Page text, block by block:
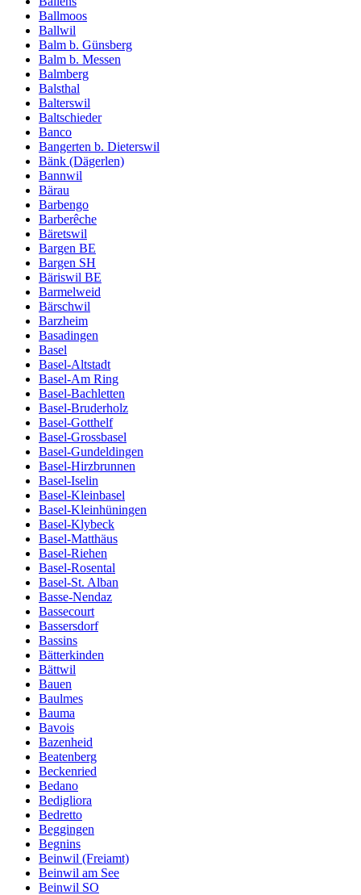
Ballmoos
Ballwil
Balm b. Günsberg
Balm b. Messen
Balmberg
Balsthal
Balterswil
Baltschieder
Banco
Bangerten b. Dieterswil
Bänk (Dägerlen)
Bannwil
Bärau
Barbengo
Barberêche
Bäretswil
Bargen BE
Bargen SH
Bäriswil BE
Barmelweid
Bärschwil
Barzheim
Basadingen
Basel
Basel-Altstadt
Basel-Am Ring
Basel-Bachletten
Basel-Bruderholz
Basel-Gotthelf
Basel-Grossbasel
Basel-Gundeldingen
Basel-Hirzbrunnen
Basel-Iselin
Basel-Kleinbasel
Basel-Kleinhüningen
Basel-Klybeck
Basel-Matthäus
Basel-Riehen
Basel-Rosental
Basel-St. Alban
Basse-Nendaz
Bassecourt
Bassersdorf
Bassins
Bätterkinden
Bättwil
Bauen
Baulmes
Bauma
Bavois
Bazenheid
Beatenberg
Beckenried
Bedano
Bedigliora
Bedretto
Beggingen
Begnins
Beinwil (Freiamt)
Beinwil am See
Beinwil SO